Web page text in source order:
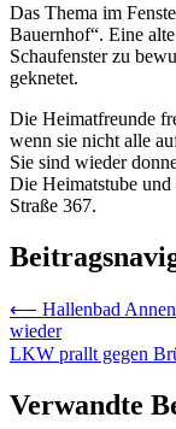
Das Thema im
Bauernhof“. Eine
Schaufenster zu
geknetet.
Die Heimatfreunde
wenn sie nicht alle
Sie sind wieder
Die Heimatstube
Straße 367.
⟵ Hallenbad
wieder
LKW prallt gegen
Verwandte